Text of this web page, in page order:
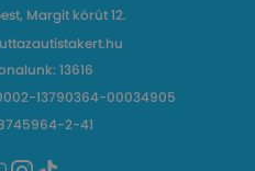
Margit körút 12.
13616
13790364-00034905
2-41